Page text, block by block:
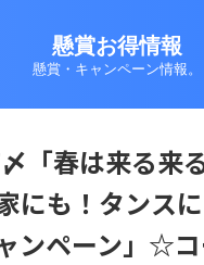
懸賞お得情報
懸賞・キャンペーン情報。
「春は来る来
にも！タンス
ンペーン」☆